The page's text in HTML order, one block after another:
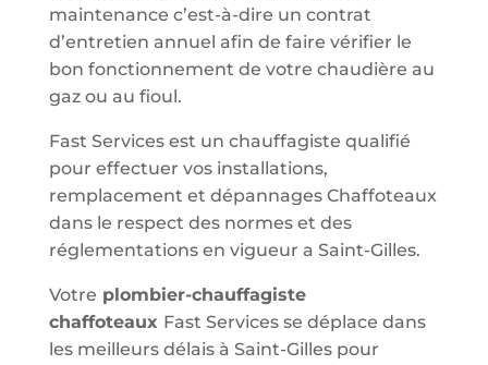
maintenance c’est-à-dire un contrat
d’entretien annuel afin de faire vérifier le
bon fonctionnement de votre chaudière au
gaz ou au fioul.
Fast Services est un chauffagiste qualifié
pour effectuer vos installations,
remplacement et dépannages Chaffoteaux
dans le respect des normes et des
réglementations en vigueur a Saint-Gilles.
Votre plombier-chauffagiste
chaffoteaux Fast Services se déplace dans
les meilleurs délais à Saint-Gilles pour